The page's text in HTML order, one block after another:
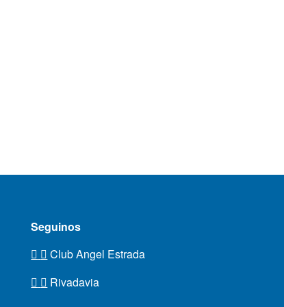
Seguinos
Club Angel Estrada
Rivadavia